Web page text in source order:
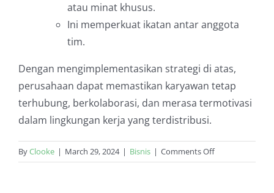
atau minat khusus.
Ini memperkuat ikatan antar anggota
tim.
Dengan mengimplementasikan strategi di atas,
perusahaan dapat memastikan karyawan tetap
terhubung, berkolaborasi, dan merasa termotivasi
dalam lingkungan kerja yang terdistribusi.
ByClooke | March 29, 2024 | Bisnis | Comments Offon
Menyambut